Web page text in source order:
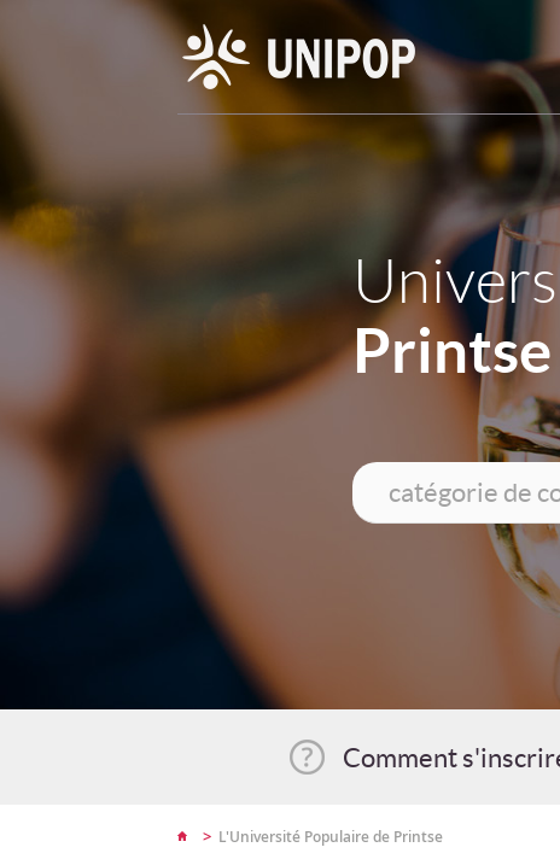
Printse
Comment
> L'Université Populaire de Printse